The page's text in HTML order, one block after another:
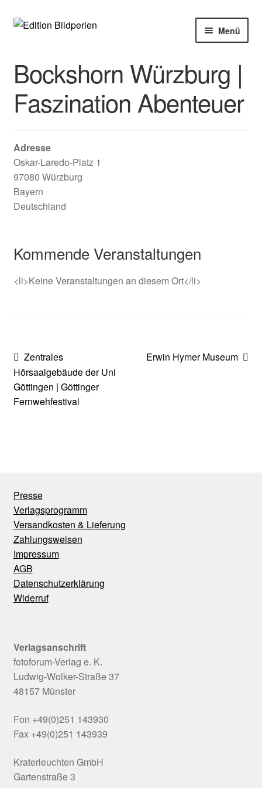
Zur
Zum
Menü
Veranstaltungen
Über uns
Buchhandel
Bockshorn Würzburg |
Faszination Abenteuer
Adresse
Oskar-Laredo-Platz 1
97080 Würzburg
Bayern
Deutschland
Kommende Veranstaltungen
<li>Keine Veranstaltungen an diesem Ort</li>
Beitragsnavigation
Vorheriger
Beitrag:
Zentrales
Hörsaalgebäude der Uni
Göttingen | Göttinger
Fernwehfestival
Nächster
Erwin Hymer Museum
Presse
Verlagsprogramm
Versandkosten & Lieferung
Zahlungsweisen
Impressum
AGB
Datenschutzerklärung
Widerruf
Verlagsanschrift
fotoforum-Verlag e. K.
Ludwig-Wolker-Straße 37
48157 Münster
Fon +49(0)251 143930
Fax +49(0)251 143939
Kraterleuchten GmbH
Gartenstraße 3